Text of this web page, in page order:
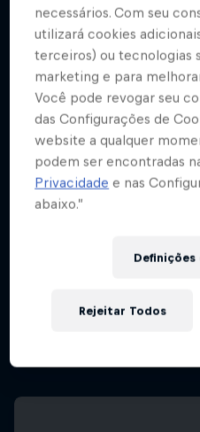
necessários. Com seu
utilizará cookies
terceiros) ou tecnologias
marketing e para
Você pode revogar seu
das Configurações de
website a qualquer
podem ser encontradas
Privacidade e nas
abaixo.”
Definições
Rejeitar Todos